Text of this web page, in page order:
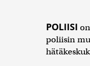
POLIISI
poliisin